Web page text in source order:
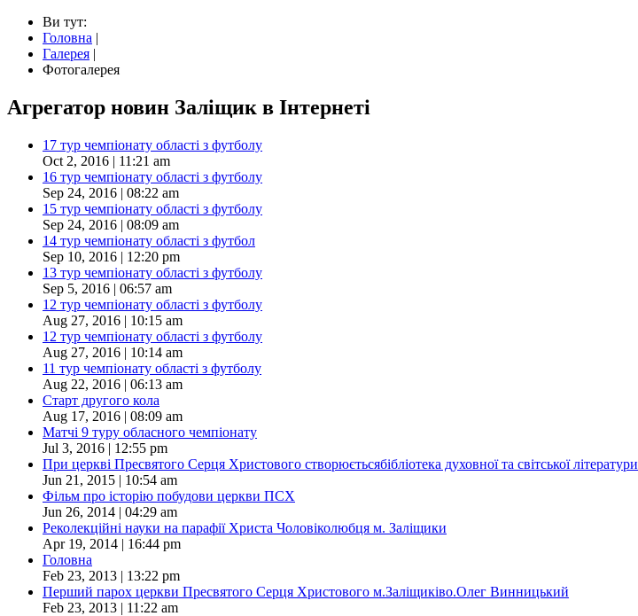
Ви тут:
Головна |
Галерея |
Фотогалерея
Агрегатор новин Заліщик в Інтернеті
17 тур чемпіонату області з футболу
Oct 2, 2016 | 11:21 am
16 тур чемпіонату області з футболу
Sep 24, 2016 | 08:22 am
15 тур чемпіонату області з футболу
Sep 24, 2016 | 08:09 am
14 тур чемпіонату області з футбол
Sep 10, 2016 | 12:20 pm
13 тур чемпіонату області з футболу
Sep 5, 2016 | 06:57 am
12 тур чемпіонату області з футболу
Aug 27, 2016 | 10:15 am
12 тур чемпіонату області з футболу
Aug 27, 2016 | 10:14 am
11 тур чемпіонату області з футболу
Aug 22, 2016 | 06:13 am
Старт другого кола
Aug 17, 2016 | 08:09 am
Матчі 9 туру обласного чемпіонату
Jul 3, 2016 | 12:55 pm
При церкві Пресвятого Серця Христового створюєтьсябібліотека духовної та світської літератури
Jun 21, 2015 | 10:54 am
Фільм про історію побудови церкви ПСХ
Jun 26, 2014 | 04:29 am
Реколекційні науки на парафії Христа Чоловіколюбця м. Заліщики
Apr 19, 2014 | 16:44 pm
Головна
Feb 23, 2013 | 13:22 pm
Перший парох церкви Пресвятого Серця Христового м.Заліщиківо.Олег Винницький
Feb 23, 2013 | 11:22 am